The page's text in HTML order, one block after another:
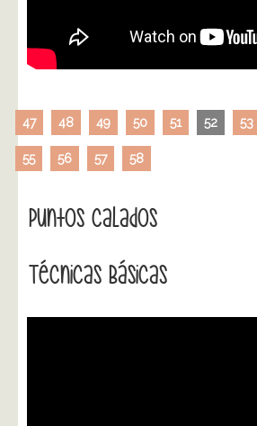
47 48 49 50 51 52 53
55 56 57 58
Puntos Calados
Técnicas Básicas